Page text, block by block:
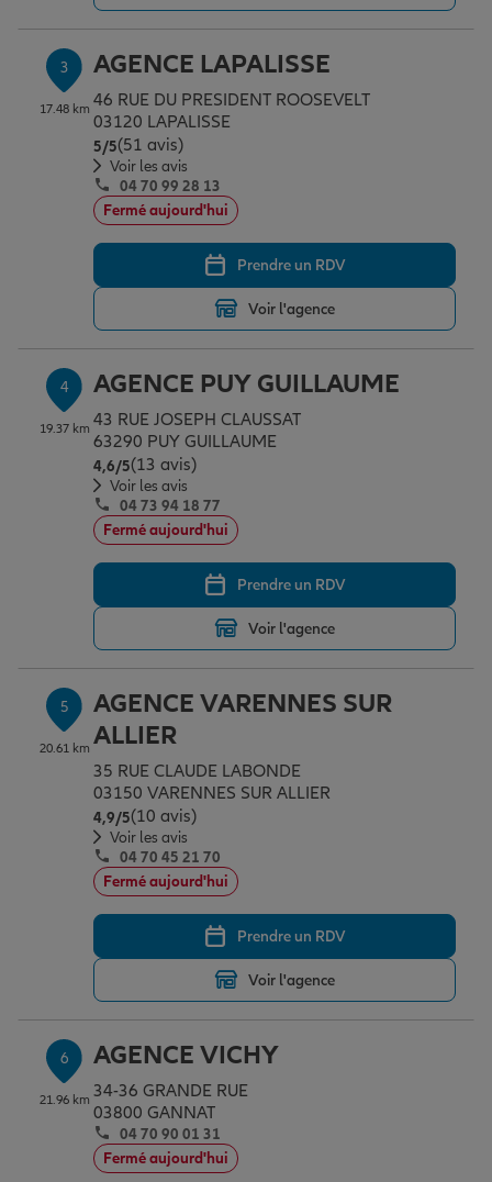
Garantie des accidents de la vie
Assurance scolaire
Protection juridique
Tous nos devis d'assurance
3
17.48 km
AGENCE LAPALISSE
46 RUE DU PRESIDENT ROOSEVELT
03120 LAPALISSE
5/5Note de 5 sur 5
(51 avis)
Voir les avis
04 70 99 28 13
Fermé aujourd'hui
Prendre un RDV
Voir l'agence
4
19.37 km
AGENCE PUY GUILLAUME
43 RUE JOSEPH CLAUSSAT
63290 PUY GUILLAUME
4,6/5Note de 4.6 sur 5
(13 avis)
Voir les avis
04 73 94 18 77
Fermé aujourd'hui
Prendre un RDV
Voir l'agence
5
20.61 km
AGENCE VARENNES SUR
ALLIER
35 RUE CLAUDE LABONDE
03150 VARENNES SUR ALLIER
4,9/5Note de 4.9 sur 5
(10 avis)
Voir les avis
04 70 45 21 70
Fermé aujourd'hui
Prendre un RDV
Voir l'agence
6
21.96 km
AGENCE VICHY
34-36 GRANDE RUE
03800 GANNAT
04 70 90 01 31
Fermé aujourd'hui